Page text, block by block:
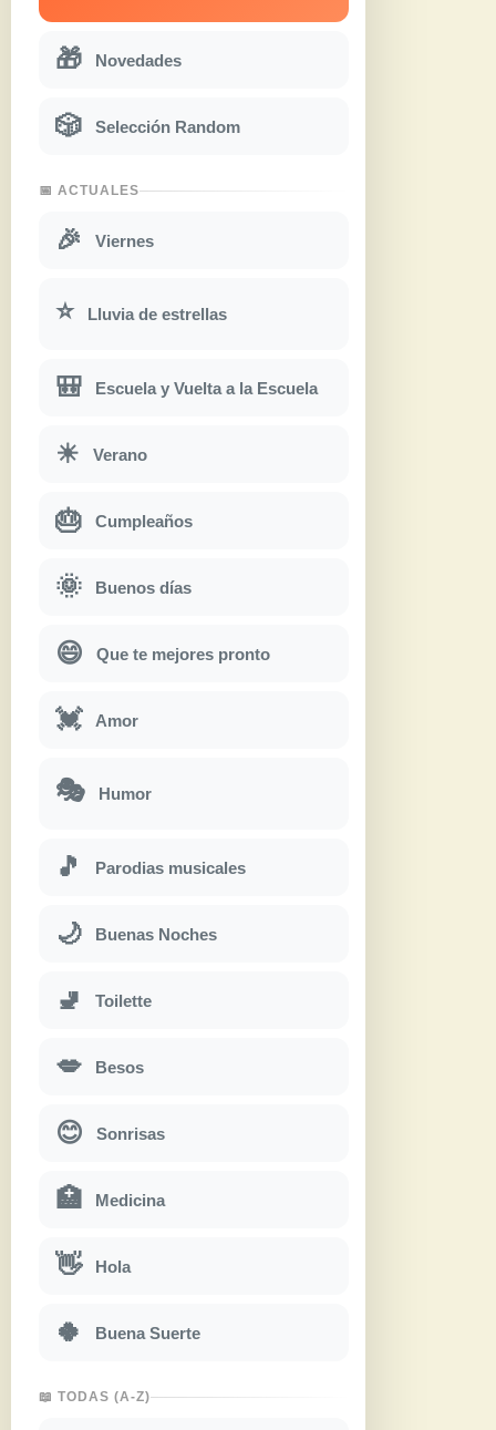
🎁 Novedades
🎲 Selección Random
📅 ACTUALES
🎉 Viernes
⭐ Lluvia de estrellas
🎒 Escuela y Vuelta a la Escuela
☀ Verano
🎂 Cumpleaños
🌞 Buenos días
😄 Que te mejores pronto
💓 Amor
🎭 Humor
🎵 Parodias musicales
🌙 Buenas Noches
🚽 Toilette
💋 Besos
😊 Sonrisas
🏥 Medicina
👋 Hola
🍀 Buena Suerte
📖 TODAS (A-Z)